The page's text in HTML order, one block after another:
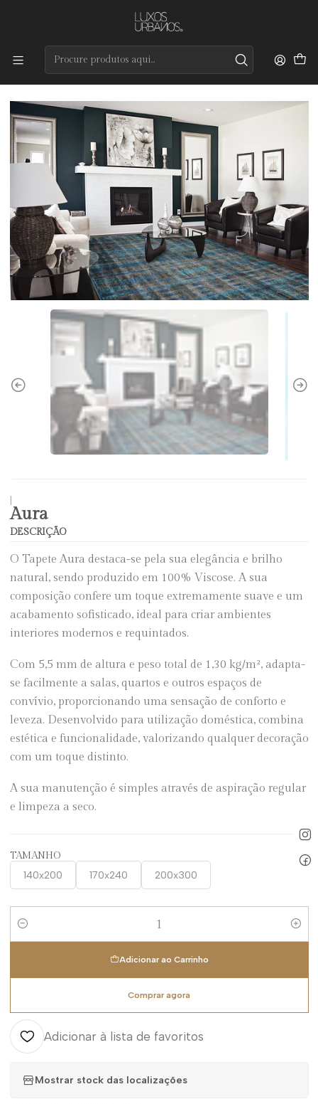
Preços de qualidade e entrega rápida
Aura
DESCRIÇÃO
O Tapete Aura destaca-se pela sua elegância e brilho
natural, sendo produzido em 100% Viscose. A sua
composição confere um toque extremamente suave e um
acabamento sofisticado, ideal para criar ambientes
interiores modernos e requintados.
Com 5,5 mm de altura e peso total de 1,30 kg/m², adapta-
se facilmente a salas, quartos e outros espaços de
convívio, proporcionando uma sensação de conforto e
leveza. Desenvolvido para utilização doméstica, combina
estética e funcionalidade, valorizando qualquer decoração
com um toque distinto.
A sua manutenção é simples através de aspiração regular
e limpeza a seco.
TAMANHO
140x200 170x240 200x300
Quantidade
Adicionar ao Carrinho
Comprar agora
Adicionar à lista de favoritos
Mostrar stock das localizações